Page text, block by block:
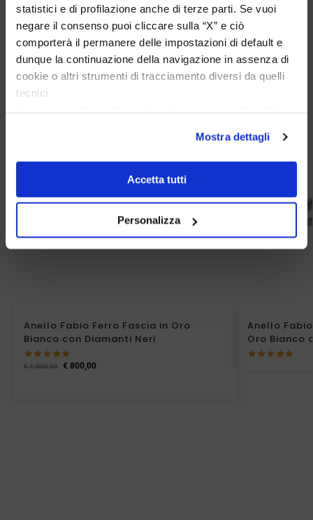
statistici e di profilazione anche di terze parti. Se vuoi
negare il consenso puoi cliccare sulla “X” e ciò
comporterà il permanere delle impostazioni di default e
dunque la continuazione della navigazione in assenza di
cookie o altri strumenti di tracciamento diversi da quelli
tecnici.
Se vuoi saperne di più consulta laprivacy policye la
Mostra dettagli
Accetta tutti
Personalizza
Prodotti correlati
-20%
Anello Fabio Ferro Fascia in Oro
Bianco con Diamanti Neri
€1.000,00 € 800,00
Anello
Oro Bianco